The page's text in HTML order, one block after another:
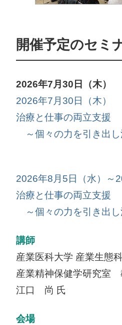
開催予定のセミ
2026年7月30日（木）
2026年7月30日（木）
治療と仕事の両立支援
～個々の力を引き出し
2026年8月5日（水）～
治療と仕事の両立支援
～個々の力を引き出し
講師
産業医科大学 産業生態
産業精神保健学研究室
江口 尚 氏
会場